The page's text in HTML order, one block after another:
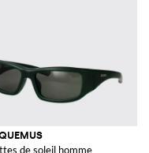
de soleil homme